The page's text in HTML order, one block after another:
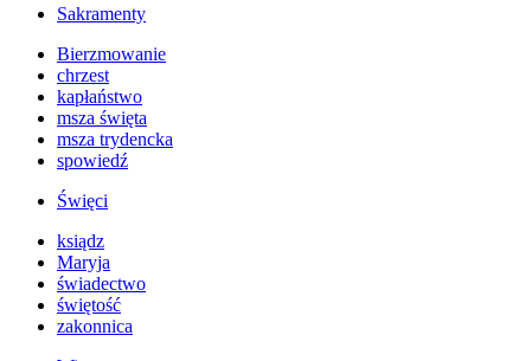
Sakramenty
Bierzmowanie
chrzest
kapłaństwo
msza święta
msza trydencka
spowiedź
Święci
ksiądz
Maryja
świadectwo
świętość
zakonnica